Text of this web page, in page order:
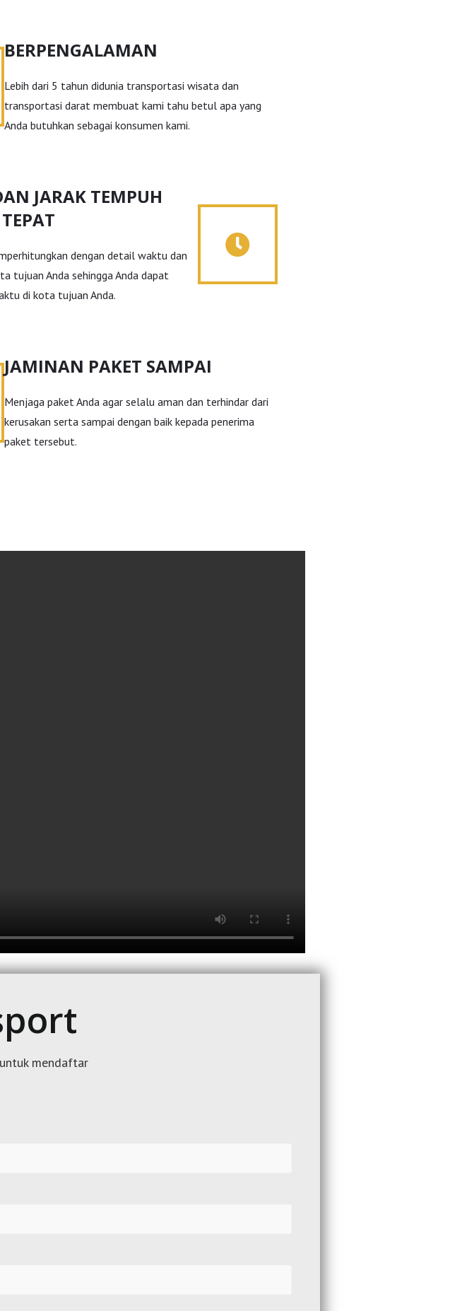
BERPENGALAMAN
Lebih dari 5 tahun didunia transportasi wisata dan
transportasi darat membuat kami tahu betul apa yang
Anda butuhkan sebagai konsumen kami.
JARAK TEMPUH
dengan detail waktu dan
tujuan Anda sehingga Anda dapat
di kota tujuan Anda.
JAMINAN PAKET SAMPAI
Menjaga paket Anda agar selalu aman dan terhindar dari
kerusakan serta sampai dengan baik kepada penerima
paket tersebut.
mendaftar